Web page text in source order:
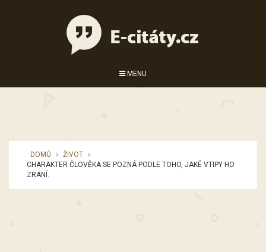
MENU
DOMŮ
ŽIVOT
CHARAKTER ČLOVĚKA SE POZNÁ PODLE TOHO, JAKÉ VTIPY HO
ZRANÍ.